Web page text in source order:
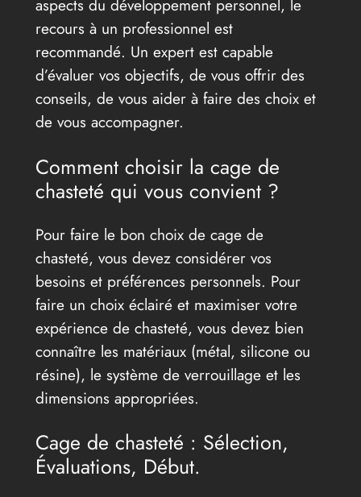
aspects du développement personnel, le
recours à un professionnel est
recommandé. Un expert est capable
d’évaluer vos objectifs, de vous offrir des
conseils, de vous aider à faire des choix et
de vous accompagner.
Comment choisir la cage de
chasteté qui vous convient ?
Pour faire le bon choix de cage de
chasteté, vous devez considérer vos
besoins et préférences personnels. Pour
faire un choix éclairé et maximiser votre
expérience de chasteté, vous devez bien
connaître les matériaux (métal, silicone ou
résine), le système de verrouillage et les
dimensions appropriées.
Cage de chasteté : Sélection,
Évaluations, Début.